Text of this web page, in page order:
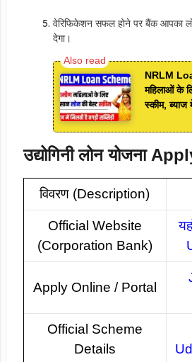
वेरिफिकेशन सफल होने पर बैंक आपका
देगा।
NRLM
महिलाओं के
स्कीम, ब्याज
उद्योगिनी लोन योजना
विवरण (Description)
Official Website
(Corporation Bank)
Apply Online / Portal
Official Scheme
Details